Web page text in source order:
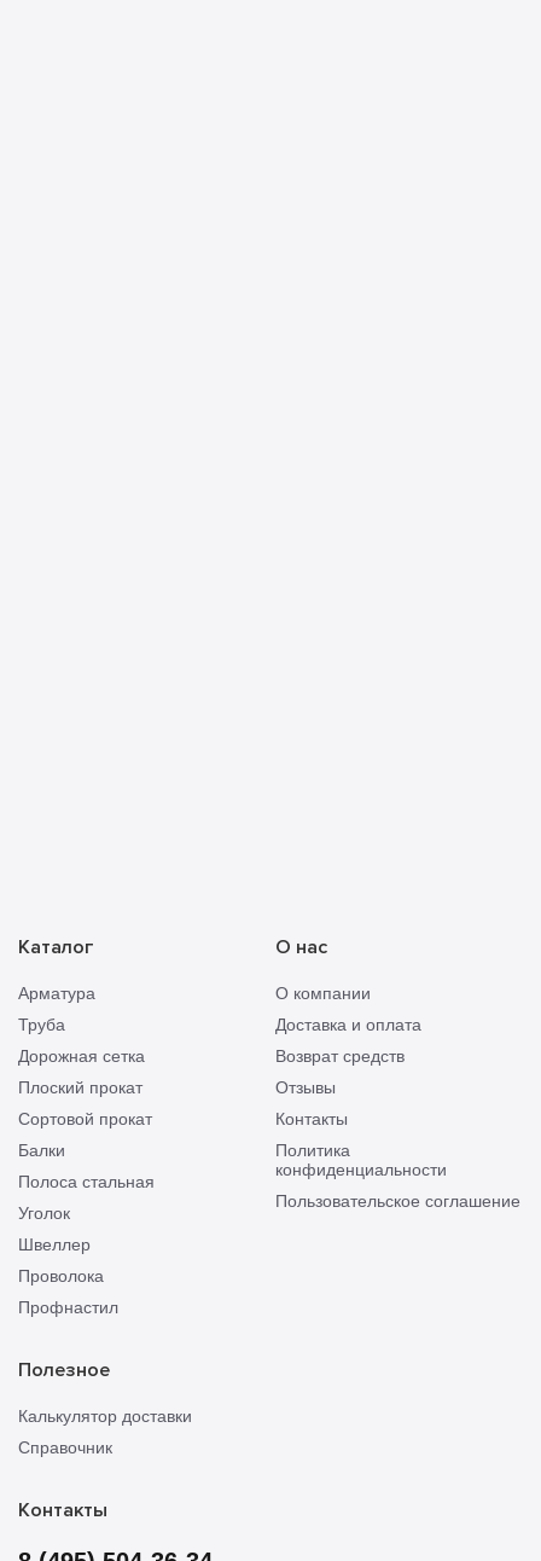
Каталог
Арматура
Труба
Дорожная сетка
Плоский прокат
Сортовой прокат
Балки
Полоса стальная
Уголок
Швеллер
Проволока
Профнастил
О нас
О компании
Доставка и оплата
Возврат средств
Отзывы
Контакты
Политика
конфиденциальности
Пользовательское соглашение
Полезное
Калькулятор доставки
Справочник
Контакты